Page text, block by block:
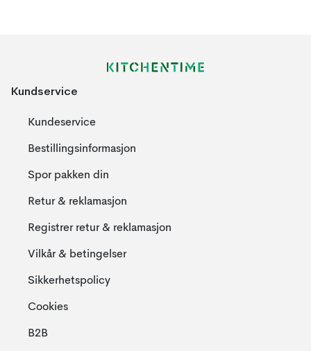
Kundservice
Kundeservice
Bestillingsinformasjon
Spor pakken din
Retur & reklamasjon
Registrer retur & reklamasjon
Vilkår & betingelser
Sikkerhetspolicy
Cookies
B2B